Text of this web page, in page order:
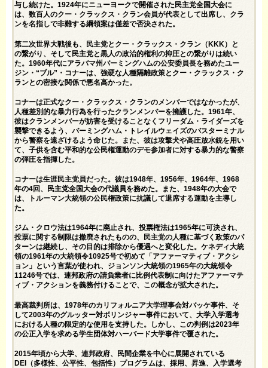
与し続けた。1924年にニューヨークで開催された 民主党全国大会に
は、数百人のクー・クラックス・クラン会員が代表として出席し、クラ
ンを名指しで非難する綱領案は僅差で否決された。
第二次世界大戦後も、民主党とクー・クラックス・クラン（KKK）
と
の繋がり、そして民主党と黒人の政治的権利の抑圧との繋がりは続い
た。1960年代にアラバマ州バーミングハムの公安委員長を務めたユー
ジン・“ブル”・コナーは、強硬な人種隔離政策とクー・クラックス・ク
ランとの密接な関係で悪名高かった。
コナーは正式なクー・クラックス・クランのメンバーではなかったが、
人種差別的な暴力行為を行ったクランメンバーを擁護した。1961年、
彼はクランメンバーが妨害を受けることなくフリーダム・ライダーズを
襲撃できるよう、バーミングハム・トレイルウェイズのバスターミナル
から警察を遠ざけるよう命じた。また、彼は攻撃犬や高圧放水銃を用い
て、子供を含む平和的な公民権運動のデモ参加者に対する暴力的な警察
の弾圧を指揮した。
コナーは生涯民主党員だった。彼は1948年、1956年、1964年、1968
年の4回、民主党全国大会の代議員を務めた。また、1948年の大会で
は、トルーマン大統領の公民権政策に抗議して退席する運動を主導し
た。
ジム・クロウ法は1964年に廃止され、投票権法は1965年に可決され、
投票に関する制限は撤廃されたものの、民主党の人種に基づく政策のパ
ターンは継続し、その目的は排除から優遇へと変化した。ケネディ大統
領の1961年の大統領令10925号で初めて「アファーマティブ・アクシ
ョン」という言葉が使われ、ジョンソン大統領の1965年の大統領令
11246号では、連邦政府の請負業者に比例代表制に向けたアファーマテ
ィブ・アクションを義務付けることで、この概念が拡大された。
最高裁判所は、1978年のカリフォルニア大学理事会対バッケ事件、そ
して2003年のグルッター対ボリンジャー事件において、大学入学選考
における人種の限定的な使用を支持した。しかし、この判例は2023年
の公正入学を求める学生団体対ハーバード大学事件で覆された。
2015年頃から大学、連邦政府、民間企業を中心に展開されている
DEI（多様性、公平性、包括性）プログラムは、採用、昇進、入学選考